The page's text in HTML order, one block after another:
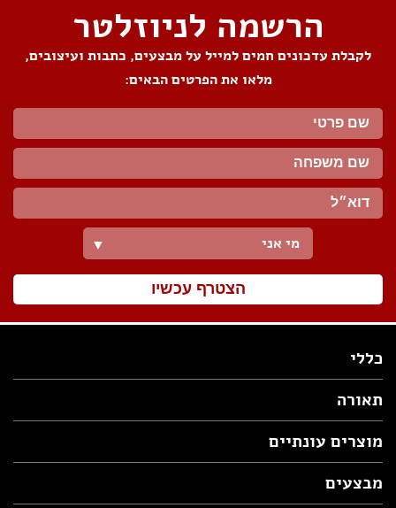
הרשמה לניוזלטר
לקבלת עדכונים חמים למייל על מבצעים, כתבות ועיצובים,
מלאו את הפרטים הבאים:
מי אני ▼
הצטרף עכשיו
כללי
תאורה
מוצרים עונתיים
מבצעים